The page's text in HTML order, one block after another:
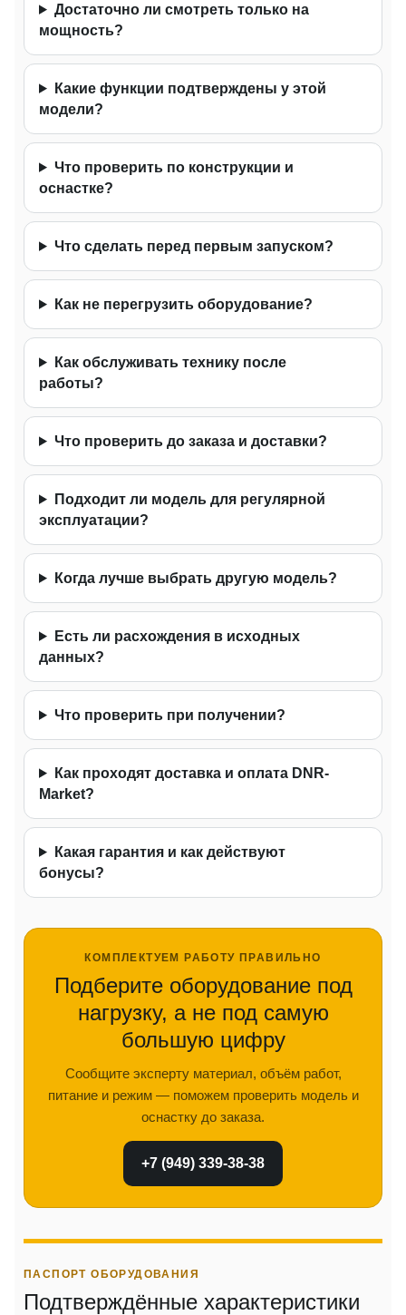
Достаточно ли смотреть только на
мощность?
Какие функции подтверждены у этой
модели?
Что проверить по конструкции и
оснастке?
Что сделать перед первым запуском?
Как не перегрузить оборудование?
Как обслуживать технику после
работы?
Что проверить до заказа и доставки?
Подходит ли модель для регулярной
эксплуатации?
Когда лучше выбрать другую модель?
Есть ли расхождения в исходных
данных?
Что проверить при получении?
Как проходят доставка и оплата DNR-
Market?
Какая гарантия и как действуют
бонусы?
КОМПЛЕКТУЕМ РАБОТУ ПРАВИЛЬНО
Подберите оборудование под
нагрузку, а не под самую
большую цифру
Сообщите эксперту материал, объём работ,
питание и режим — поможем проверить модель и
оснастку до заказа.
+7 (949) 339-38-38
ПАСПОРТ ОБОРУДОВАНИЯ
Подтверждённые характеристики